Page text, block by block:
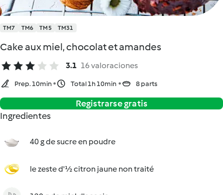
TM7 TM6 TM5 TM31
Cake aux miel, chocolat et amandes
3.1 16 valoraciones
Prep. 10min Total 1h 10min 8 parts
Registrarse gratis
Ingredientes
40 g de sucre en poudre
le zeste d'½ citron jaune non traité